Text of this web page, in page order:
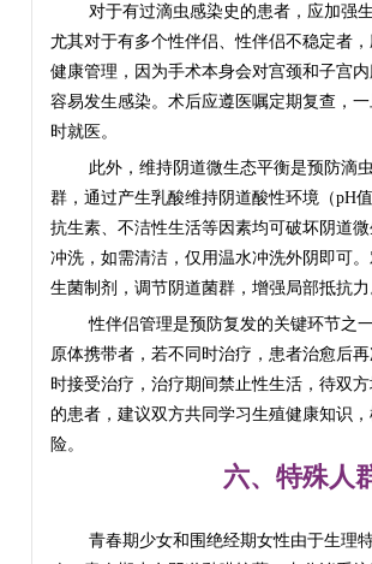
对于有过滴虫感染史的患者，应加强
尤其对于有多个性伴侣、性伴侣不稳定者
健康管理，因为手术本身会对宫颈和子宫
容易发生感染。术后应遵医嘱定期复查，
时就医。
此外，维持阴道微生态平衡是预防滴
群，通过产生乳酸维持阴道酸性环境（pH
抗生素、不洁性生活等因素均可破坏阴道
冲洗，如需清洁，仅用温水冲洗外阴即可
生菌制剂，调节阴道菌群，增强局部抵抗力
性伴侣管理是预防复发的关键环节之
原体携带者，若不同时治疗，患者治愈后
时接受治疗，治疗期间禁止性生活，待双
的患者，建议双方共同学习生殖健康知识
险。
六、特殊人
青春期少女和围绝经期女性由于生理